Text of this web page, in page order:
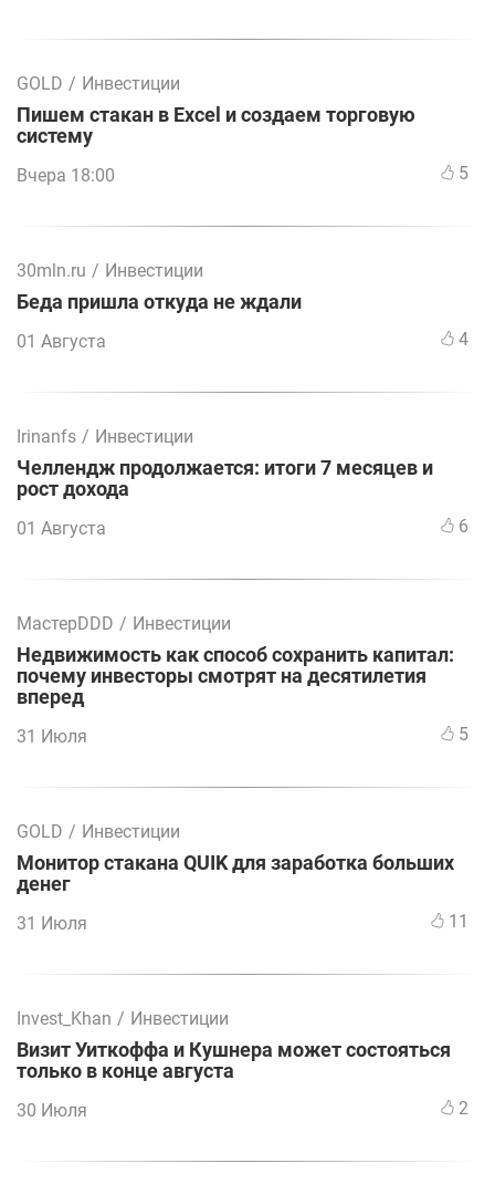
GOLD / Инвестиции
Пишем стакан в Excel и создаем торговую
систему
Вчера 18:00 5
30mln.ru / Инвестиции
Беда пришла откуда не ждали
01 Августа 4
Irinanfs / Инвестиции
Челлендж продолжается: итоги 7 месяцев и
рост дохода
01 Августа 6
МастерDDD / Инвестиции
Недвижимость как способ сохранить капитал:
почему инвесторы смотрят на десятилетия
вперед
31 Июля 5
GOLD / Инвестиции
Монитор стакана QUIK для заработка больших
денег
31 Июля 11
Invest_Khan / Инвестиции
Визит Уиткоффа и Кушнера может состояться
только в конце августа
30 Июля 2